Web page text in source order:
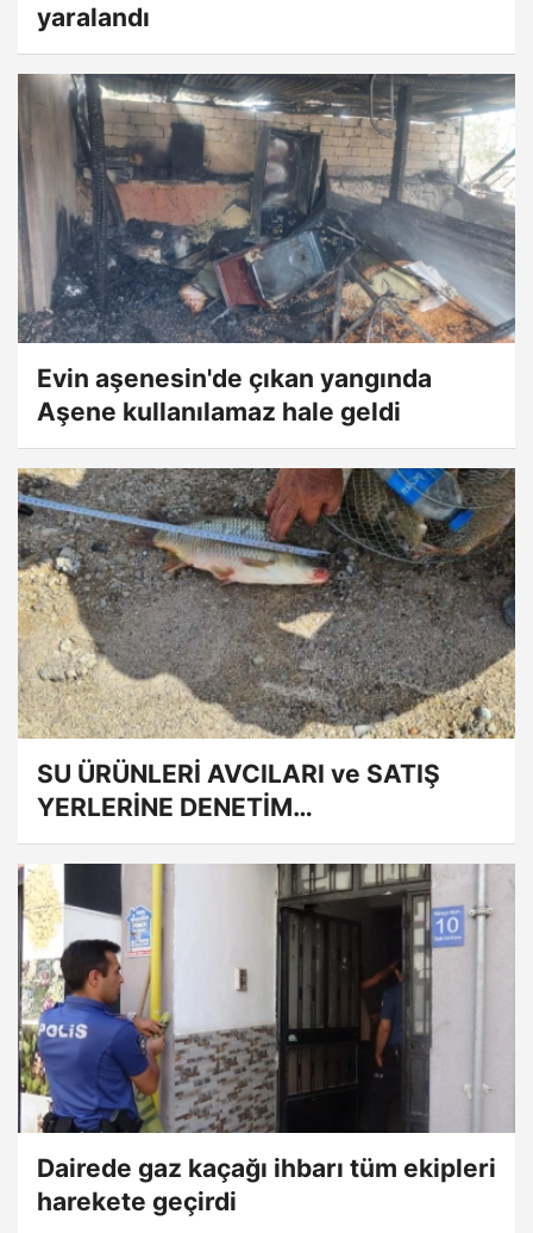
yaralandı
Evin aşenesin'de çıkan yangında
Aşene kullanılamaz hale geldi
SU ÜRÜNLERİ AVCILARI ve SATIŞ
YERLERİNE DENETİM
GERÇEKLEŞTİRİLDİ
Dairede gaz kaçağı ihbarı tüm ekipleri
harekete geçirdi